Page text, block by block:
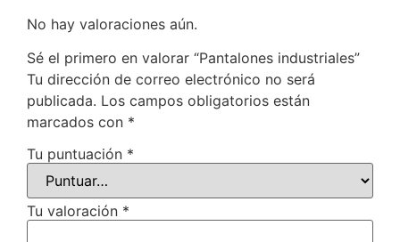
No hay valoraciones aún.
Sé el primero en valorar “Pantalones industriales”
Tu dirección de correo electrónico no será
publicada. Los campos obligatorios están
marcados con *
Tu puntuación *
Tu valoración *